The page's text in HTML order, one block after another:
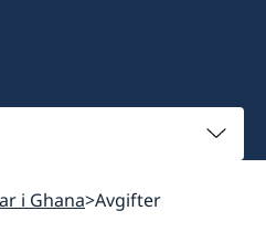
i Ghana Avgifter